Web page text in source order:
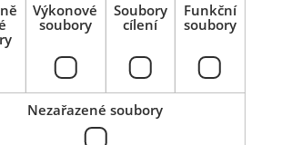
a
a
Sokolovská 100/94
186 00 Praha 8 - Karlín
T: +420 236 080 454
M:
Výkonové
soubory
Soubory
cílení
Funkční
soubory
Nezařazené soubory